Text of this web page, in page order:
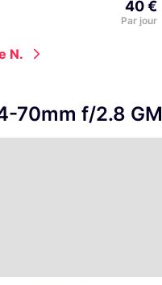
40 €
Par jour
N.
70mm f/2.8 GM